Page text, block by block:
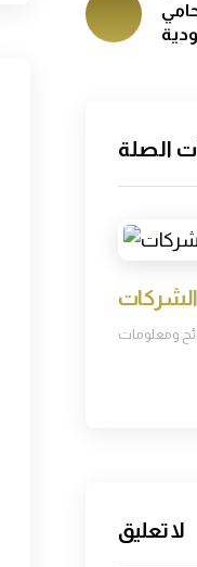
الصلة
الشركات
ومعلومات
لا تعليق